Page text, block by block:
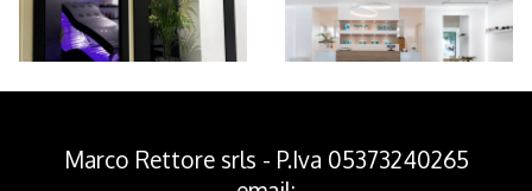
Marco Rettore srls - P.Iva 05373240265